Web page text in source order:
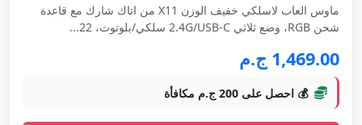
ماوس العاب لاسلكي خفيف الوزن X11 من اتاك شارك مع قاعدة
شحن RGB، وضع ثلاثي 2.4G/USB-C سلكي/بلوتوث، 22...
1,469.00 ج.م
💰 احصل على 200 ج.م مكافأة